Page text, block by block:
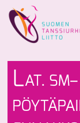
content
LAT.